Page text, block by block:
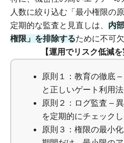
人数に絞り込む「最小権限の
定期的な監査と見直しは、 内
権限」を排除するために不可
【運用でリスク低減
原則１：教育の徹底
と正しいゲート利用法
原則２：ログ監査 –
を定期的にチェック
原則３：権限の最小